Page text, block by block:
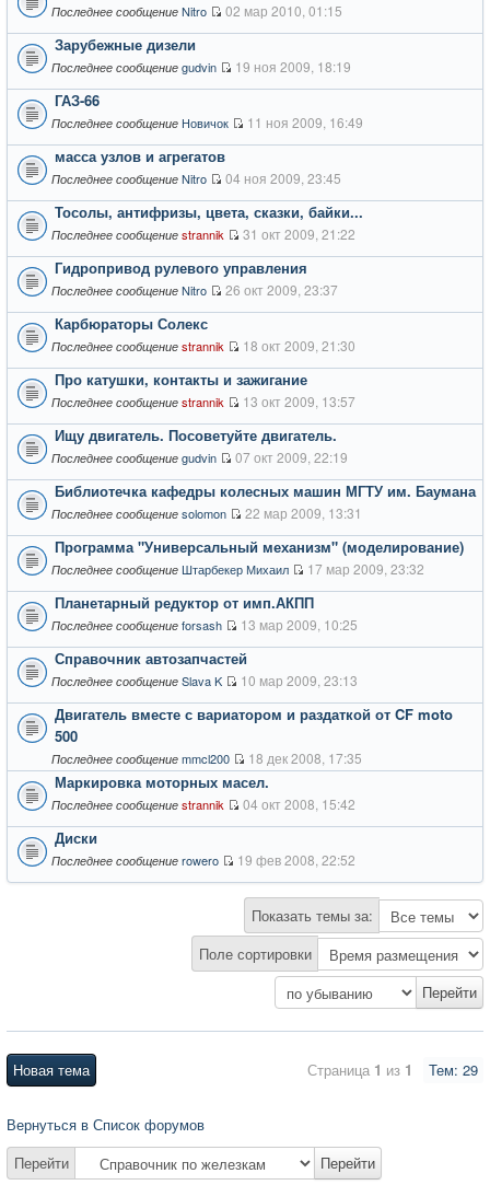
Последнее сообщение Nitro 02 мар 2010, 01:15
Зарубежные дизели
Последнее сообщение gudvin 19 ноя 2009, 18:19
ГАЗ-66
Последнее сообщение Новичок 11 ноя 2009, 16:49
масса узлов и агрегатов
Последнее сообщение Nitro 04 ноя 2009, 23:45
Тосолы, антифризы, цвета, сказки, байки...
Последнее сообщение strannik 31 окт 2009, 21:22
Гидропривод рулевого управления
Последнее сообщение Nitro 26 окт 2009, 23:37
Карбюраторы Солекс
Последнее сообщение strannik 18 окт 2009, 21:30
Про катушки, контакты и зажигание
Последнее сообщение strannik 13 окт 2009, 13:57
Ищу двигатель. Посоветуйте двигатель.
Последнее сообщение gudvin 07 окт 2009, 22:19
Библиотечка кафедры колесных машин МГТУ им. Баумана
Последнее сообщение solomon 22 мар 2009, 13:31
Программа "Универсальный механизм" (моделирование)
Последнее сообщение Штарбекер Михаил 17 мар 2009, 23:32
Планетарный редуктор от имп.АКПП
Последнее сообщение forsash 13 мар 2009, 10:25
Справочник автозапчастей
Последнее сообщение Slava K 10 мар 2009, 23:13
Двигатель вместе с вариатором и раздаткой от CF moto
500
Последнее сообщение mmcl200 18 дек 2008, 17:35
Маркировка моторных масел.
Последнее сообщение strannik 04 окт 2008, 15:42
Диски
Последнее сообщение rowero 19 фев 2008, 22:52
Показать темы за:
Поле сортировки
Новая тема Тем: 29
Страница 1 из 1
Вернуться в Список форумов
Перейти
Перейти